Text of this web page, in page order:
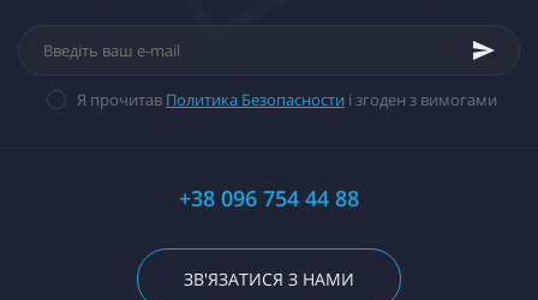
Я прочитав Политика Безопасности і згоден з вимогами
+38 096 754 44 88
ЗВ'ЯЗАТИСЯ З НАМИ